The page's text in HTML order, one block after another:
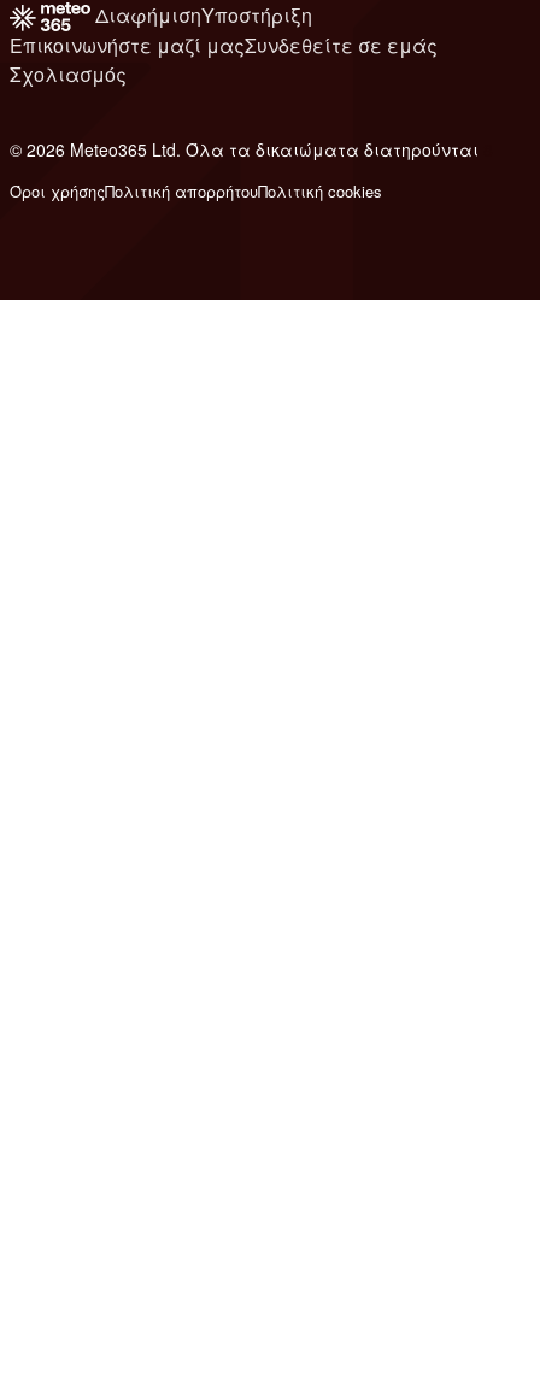
ΔιαφήμισηΥποστήριξη
Επικοινωνήστε μαζί μαςΣυνδεθείτε σε εμάς
Σχολιασμός
© 2026 Meteo365 Ltd. Όλα τα δικαιώματα διατηρούνται
Όροι χρήσηςΠολιτική απορρήτουΠολιτική cookies